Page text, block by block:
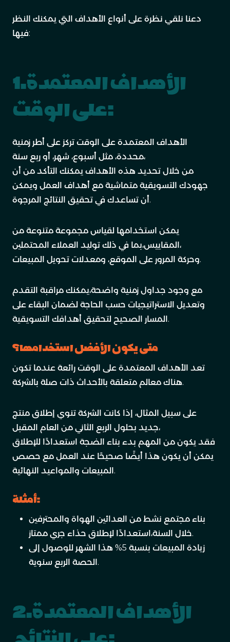
دعنا نلقي نظرة على أنواع الأهداف التي يمكنك النظر
فيها:
1.الأهداف المعتمدة
على الوقت:
الأهداف المعتمدة على الوقت تركز على أطر زمنية
محددة، مثل أسبوع، شهر، أو ربع سنة،
من خلال تحديد هذه الأهداف يمكنك التأكد من أن
جهودك التسويقية متماشية مع أهداف العمل ويمكن
أن تساعدك في تحقيق النتائج المرجوة.
يمكن استخدامها لقياس مجموعة متنوعة من
المقاييس،بما في ذلك توليد العملاء المحتملين،
وحركة المرور على الموقع، ومعدلات تحويل المبيعات.
مع وجود جداول زمنية واضحة،يمكنك مراقبة التقدم
وتعديل الاستراتيجيات حسب الحاجة لضمان البقاء على
المسار الصحيح لتحقيق أهدافك التسويقية.
متى يكون الأفضل استخدامها؟
تعد الأهداف المعتمدة على الوقت رائعة عندما تكون
هناك معالم متعلقة بالأحداث ذات صلة بالشركة.
على سبيل المثال، إذا كانت الشركة تنوي إطلاق منتج
جديد بحلول الربع الثاني من العام المقبل،
فقد يكون من المهم بدء بناء الضجة استعدادًا للإطلاق
يمكن أن يكون هذا أيضًا صحيحًا عند العمل مع حصص
المبيعات والمواعيد النهائية.
أمثلة:
بناء مجتمع نشط من العدائين الهواة والمحترفين
خلال السنة،استعدادًا لإطلاق حذاء جري ممتاز.
زيادة المبيعات بنسبة 5% هذا الشهر للوصول إلى
الحصة الربع سنوية.
2.الأهداف المعتمدة